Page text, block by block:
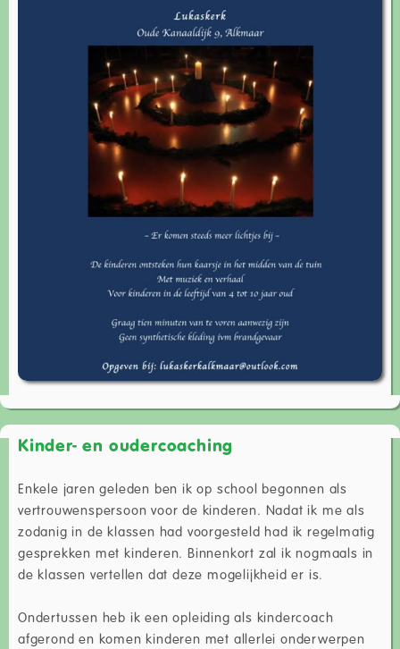
Kinder- en oudercoaching
Enkele jaren geleden ben ik op school begonnen als
vertrouwenspersoon voor de kinderen. Nadat ik me als
zodanig in de klassen had voorgesteld had ik regelmatig
gesprekken met kinderen. Binnenkort zal ik nogmaals in
de klassen vertellen dat deze mogelijkheid er is.
Ondertussen heb ik een opleiding als kindercoach
afgerond en komen kinderen met allerlei onderwerpen